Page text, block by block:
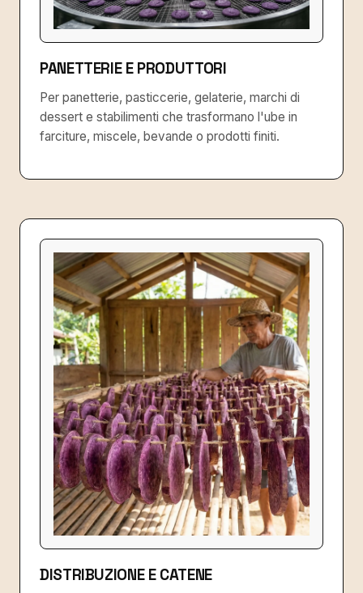
PANETTERIE E PRODUTTORI
Per panetterie, pasticcerie, gelaterie, marchi di
dessert e stabilimenti che trasformano l'ube in
farciture, miscele, bevande o prodotti finiti.
DISTRIBUZIONE E CATENE